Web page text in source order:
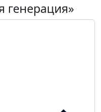
генерация»